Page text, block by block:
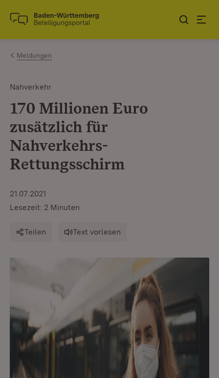
Zum Inhalt springen
Link zur Startseite
Meldungen
Nahverkehr
170 Millionen Euro
zusätzlich für
Nahverkehrs-
Rettungsschirm
21.07.2021
Lesezeit: 2 Minuten
Teilen Text vorlesen